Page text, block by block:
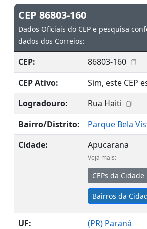
CEP 86803-160
Dados Oficiais do CEP e pesquisa
dados dos Correios:
CEP:
86803-160
CEP Ativo:
Sim, este CEP
Logradouro:
Rua Haiti
Bairro/Distrito:
Parque Bela
Cidade:
Apucarana
Veja mais:
CEPs da Cidade
Bairros da
UF: (PR) Paraná